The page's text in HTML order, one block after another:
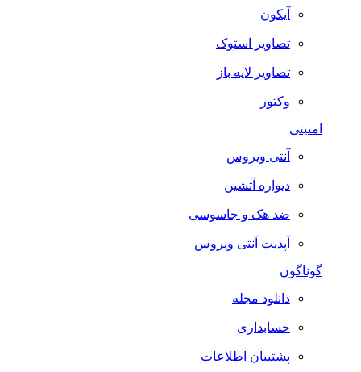
آیکون
تصاویر استوک
تصاویر لایه باز
وکتور
امنیتی
آنتی ویروس
دیواره آتشین
ضد هک و جاسوسی
آپدیت آنتی ویروس
گوناگون
دانلود مجله
حسابداری
پشتیبان اطلاعات